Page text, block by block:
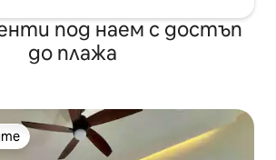
под наем с достъп
до плажа